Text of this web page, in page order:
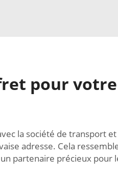
pour
la société de transport
adresse. Cela
partenaire précieux pour